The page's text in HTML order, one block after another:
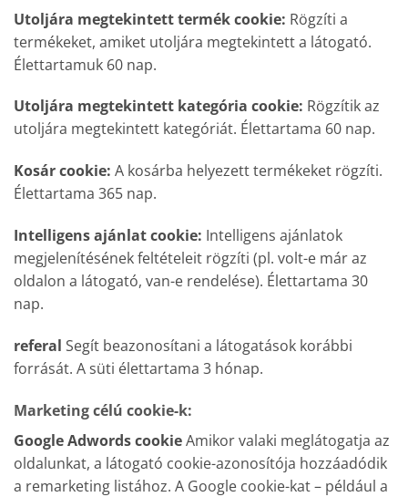
Utoljára megtekintett termék cookie: Rögzíti a
termékeket, amiket utoljára megtekintett a látogató.
Élettartamuk 60 nap.
Utoljára megtekintett kategória cookie: Rögzítik az
utoljára megtekintett kategóriát. Élettartama 60 nap.
Kosár cookie: A kosárba helyezett termékeket rögzíti.
Élettartama 365 nap.
Intelligens ajánlat cookie: Intelligens ajánlatok
megjelenítésének feltételeit rögzíti (pl. volt-e már az
oldalon a látogató, van-e rendelése). Élettartama 30
nap.
referal Segít beazonosítani a látogatások korábbi
forrását. A süti élettartama 3 hónap.
Marketing célú cookie-k:
Google Adwords cookieAmikor valaki meglátogatja az
oldalunkat, a látogató cookie-azonosítója hozzáadódik
a remarketing listához. A Google cookie-kat – például a